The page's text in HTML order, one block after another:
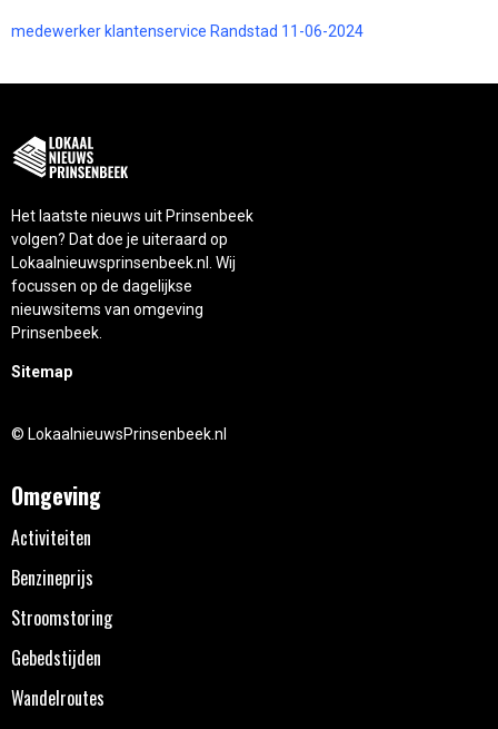
medewerker klantenservice Randstad 11-06-2024
Het laatste nieuws uit Prinsenbeek
volgen? Dat doe je uiteraard op
Lokaalnieuwsprinsenbeek.nl. Wij
focussen op de dagelijkse
nieuwsitems van omgeving
Prinsenbeek.
Sitemap
© LokaalnieuwsPrinsenbeek.nl
Omgeving
Activiteiten
Benzineprijs
Stroomstoring
Gebedstijden
Wandelroutes